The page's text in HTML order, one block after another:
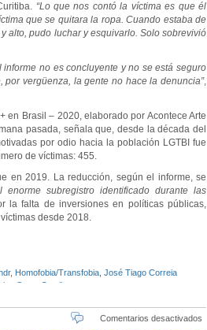
“Lo que nos contó la víctima es que él
que se quitara la ropa. Cuando estaba de
alto, pudo luchar y esquivarlo. Solo sobrevivió
informe no es concluyente y no se está seguro
vergüenza, la gente no hace la denuncia”,
en Brasil – 2020, elaborado por Acontece Arte
pasada, señala que, desde la década del
por odio hacia la población LGTBI fue
de víctimas: 455.
en 2019. La reducción, según el informe, se
subregistro identificado durante las
la falta de inversiones en políticas públicas,
desde 2018.
, Homofobia/Transfobia José Tiago Correia
Santa Catalina
Comentarios desactivados